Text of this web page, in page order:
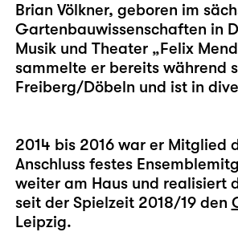
Brian Völkner, geboren im
Gartenbauwissenschaften in
Musik und Theater „Felix
sammelte er bereits während
Freiberg/Döbeln und ist in
2014 bis 2016 war er Mitglied
Anschluss festes
weiter am Haus und realisiert
seit der Spielzeit 2018/19 den
Leipzig.